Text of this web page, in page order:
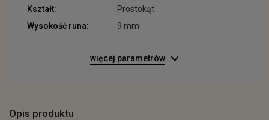
Kształt:
Prostokąt
Wysokość runa:
9 mm
więcej parametrów
Opis produktu